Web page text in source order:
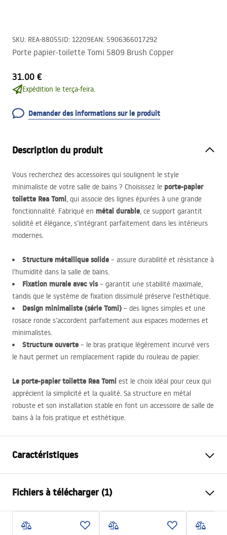
SKU: REA-88055ID: 12209EAN: 5906366017292
Porte papier-toilette Tomi 5809 Brush Copper
31.00 €
Expédition le terça-feira.
Demander des informations sur le produit
Description du produit
Vous recherchez des accessoires qui soulignent le style
minimaliste de votre salle de bains ? Choisissez le porte-papier
toilette Rea Tomi, qui associe des lignes épurées à une grande
fonctionnalité. Fabriqué en métal durable, ce support garantit
solidité et élégance, s’intégrant parfaitement dans les intérieurs
modernes.
Structure métallique solide – assure durabilité et résistance à
l’humidité dans la salle de bains.
Fixation murale avec vis– garantit une stabilité maximale,
tandis que le système de fixation dissimulé préserve l’esthétique.
Design minimaliste (série Tomi) – des lignes simples et une
rosace ronde s’accordent parfaitement aux espaces modernes et
minimalistes.
Structure ouverte – le bras pratique légèrement incurvé vers
le haut permet un remplacement rapide du rouleau de papier.
Le porte-papier toilette Rea Tomi est le choix idéal pour ceux qui
apprécient la simplicité et la qualité. Sa structure en métal
robuste et son installation stable en font un accessoire de salle de
bains à la fois pratique et esthétique.
Caractéristiques
Matériel
Méthode de montage
À visser
Largeur
200
Fichiers à télécharger (1)
Conditions de garantie